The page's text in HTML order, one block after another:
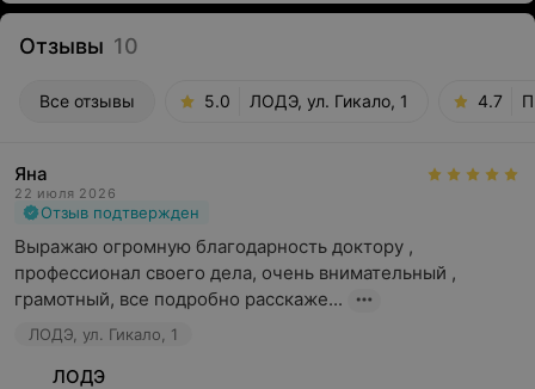
Отзывы 10
Все отзывы 5.0 ЛОДЭ, ул. Гикало, 1 4.7
Яна
22 июля 2026
Отзыв подтвержден
Выражаю огромную благодарность доктору ,
профессионал своего дела, очень внимательный ,
грамотный, все подробно расскаже...
ЛОДЭ, ул. Гикало, 1
ЛОДЭ